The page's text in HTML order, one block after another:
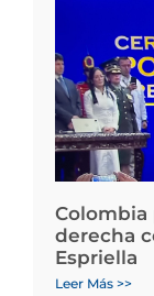
Colombia
derecha
Espriella
Leer Más >>